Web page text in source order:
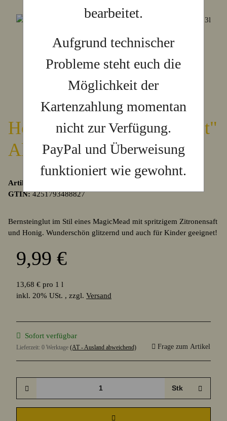
Honigschatz "Bernsteinglut"
Alkoholfrei 0,73l
Artikelnummer:
GTIN: 4251793488827
Bernsteinglut im Stil eines MagicMead mit spritzigem Zitronensaft
und Honig. Wunderschön glitzernd und auch für Kinder geeignet!
9,99 €
13,68 € pro 1 l
inkl. 20% USt. , zzgl. Versand
Sofort verfügbar
Lieferzeit: 0 Werktage (AT - Ausland abweichend) Frage zum Artikel
Stk
bearbeitet.
Aufgrund technischer
Probleme steht euch die
Möglichkeit der
Kartenzahlung momentan
nicht zur Verfügung.
PayPal und Überweisung
funktioniert wie gewohnt.